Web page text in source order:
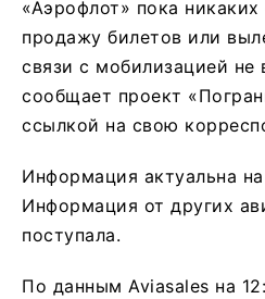
«Аэрофлот» пока никаких
продажу билетов или
связи с мобилизацией
сообщает проект
ссылкой на свою
Информация актуальна
Информация от других
поступала.
По данным Aviasales на